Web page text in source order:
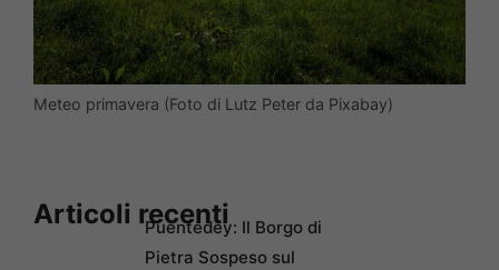
Meteo primavera (Foto di Lutz Peter da Pixabay)
Articoli recentiPuentedey: Il Borgo di
Pietra Sospeso sul